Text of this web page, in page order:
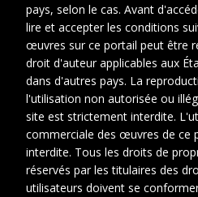
pays, selon le cas. Avant
lire et accepter les conditions
œuvres sur ce portail peut être
droit d'auteur applicables aux
dans d'autres pays. La
l'utilisation non autorisée ou
site est strictement interdite.
commerciale des œuvres de ce
interdite. Tous les droits de
réservés par les titulaires des
utilisateurs doivent se